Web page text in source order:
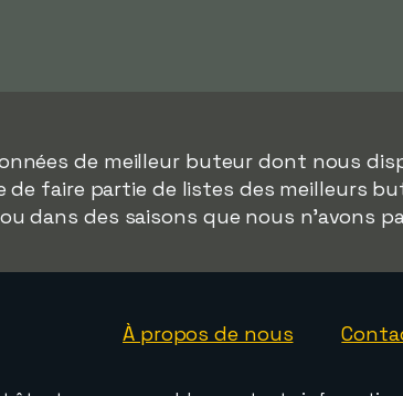
de meilleur buteur dont nous
de faire partie de listes des meilleurs
dans des saisons que nous n'avons
À propos de nous